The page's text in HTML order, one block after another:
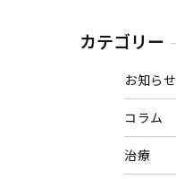
カテゴリー
お知らせ
コラム
治療